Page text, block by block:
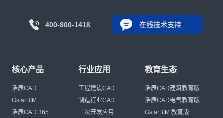
400-800-1418 在线技术支持
核心产品
浩辰CAD
GstarBIM
浩辰CAD 365
行业应用
工程建设CAD
制造行业CAD
二次开发应用
教育生态
浩辰CAD建筑教育版
浩辰CAD电气教育版
GstarBIM 教育版